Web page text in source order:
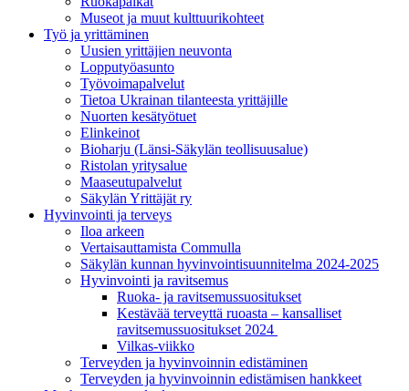
Museot ja muut kulttuurikohteet
Työ ja yrittä­minen
Uusien yrittäjien neuvonta
Lopputyöasunto
Työvoimapalvelut
Tietoa Ukrainan tilanteesta yrittäjille
Nuorten kesätyötuet
Elinkeinot
Bioharju (Länsi-Säkylän teollisuusalue)
Ristolan yritysalue
Maaseutupalvelut
Säkylän Yrittäjät ry
Hyvinvointi ja terveys
Iloa arkeen
Vertaisauttamista Commulla
Säkylän kunnan hyvinvointisuunnitelma 2024-2025
Hyvinvointi ja ravitsemus
Ruoka- ja ravitsemussuositukset
Kestävää terveyttä ruoasta – kansalliset
ravitsemussuositukset 2024
Vilkas-viikko
Terveyden ja hyvinvoinnin edistäminen
Terveyden ja hyvinvoinnin edistämisen hankkeet